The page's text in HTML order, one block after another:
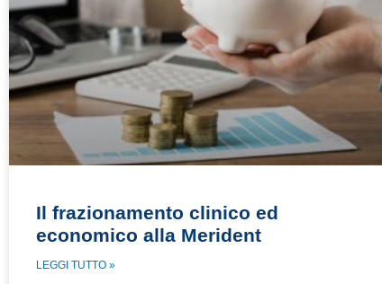
Il frazionamento clinico ed
economico alla Merident
LEGGI TUTTO »